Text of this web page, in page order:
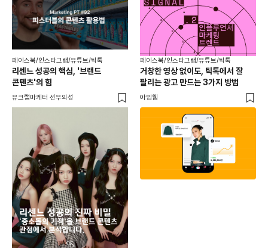
페이스북/인스타그램/유튜브/틱톡
리센느 성공의 핵심, '브랜드
콘텐츠'의 힘
유크랩마케터 선우의성
페이스북/인스타그램/유튜브/틱톡
거창한 영상 없이도, 틱톡에서 잘
팔리는 광고 만드는 3가지 방법
아임웹